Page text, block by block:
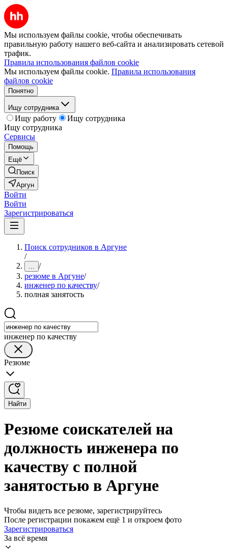
Мы используем файлы cookie, чтобы обеспечивать
правильную работу нашего веб-сайта и анализировать сетевой
трафик.
Правила использования файлов cookie
Мы используем файлы cookie. Правила использования
файлов cookie
Понятно
Ищу сотрудника
Ищу работу
Ищу сотрудника
Ищу сотрудника
Сервисы
Помощь
Ещё
Поиск
Аргун
Войти
Войти
Зарегистрироваться
Поиск сотрудников в Аргуне
/
... /
резюме в Аргуне/
инженер по качеству/
полная занятость
инженер по качеству
Резюме
Найти
Резюме соискателей на
должность инженера по
качеству с полной
занятостью в Аргуне
Чтобы видеть все резюме, зарегистрируйтесь
После регистрации покажем ещё 1 и откроем фото
Зарегистрироваться
За всё время